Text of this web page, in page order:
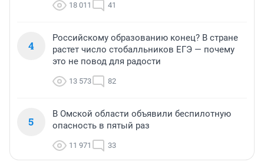
18 011 41
4
Российскому образованию конец? В стране
растет число стобалльников ЕГЭ — почему
это не повод для радости
13 573 82
5
В Омской области объявили беспилотную
опасность в пятый раз
11 971 33